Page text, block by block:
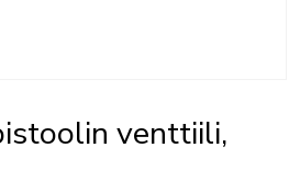
venttiili,